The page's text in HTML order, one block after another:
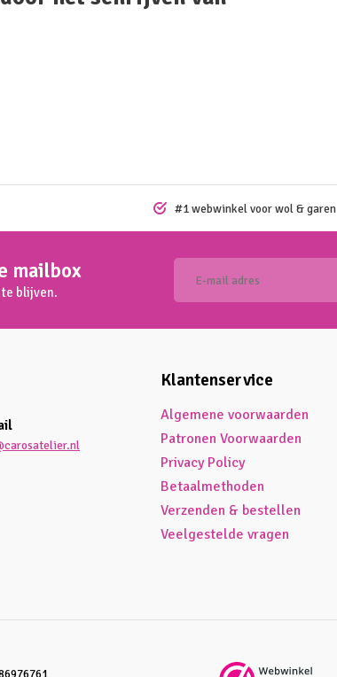
#1 webwinkel voor wol & garen
mailbox
blijven.
Klantenservice
Algemene voorwaarden
Patronen Voorwaarden
Privacy Policy
Betaalmethoden
Verzenden & bestellen
Veelgestelde vragen